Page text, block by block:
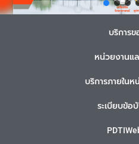
บริการข
หน่วยงานแ
บริการภายในห
ระเบียบข้อ